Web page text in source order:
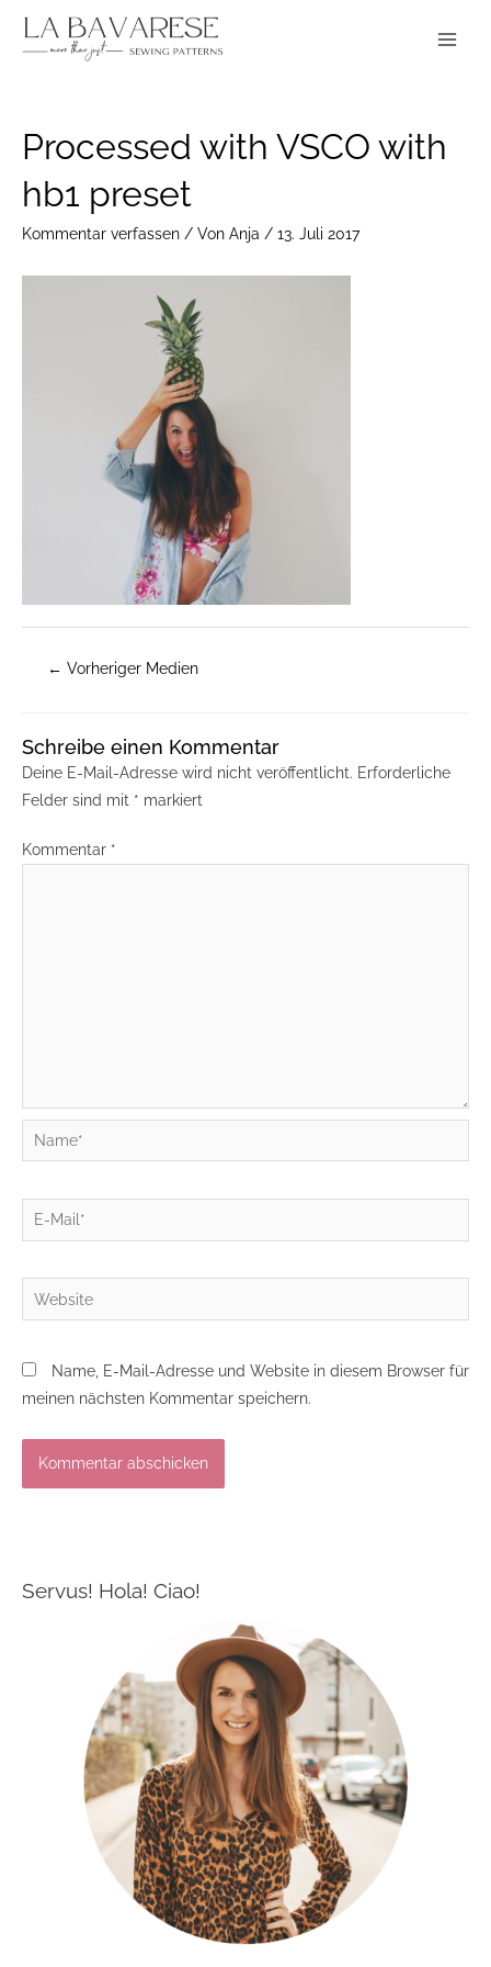
Inhalt
Processed with VSCO with
hb1 preset
Kommentar verfassen / Von Anja / 13. Juli 2017
navigation
← Vorheriger Medien
Schreibe einen Kommentar
Deine E-Mail-Adresse wird nicht veröffentlicht. Erforderliche
Felder sind mit * markiert
Kommentar *
Name*
E-
Mail*
Website
Name, E-Mail-Adresse und Website in diesem Browser für
meinen nächsten Kommentar speichern.
Servus! Hola! Ciao!